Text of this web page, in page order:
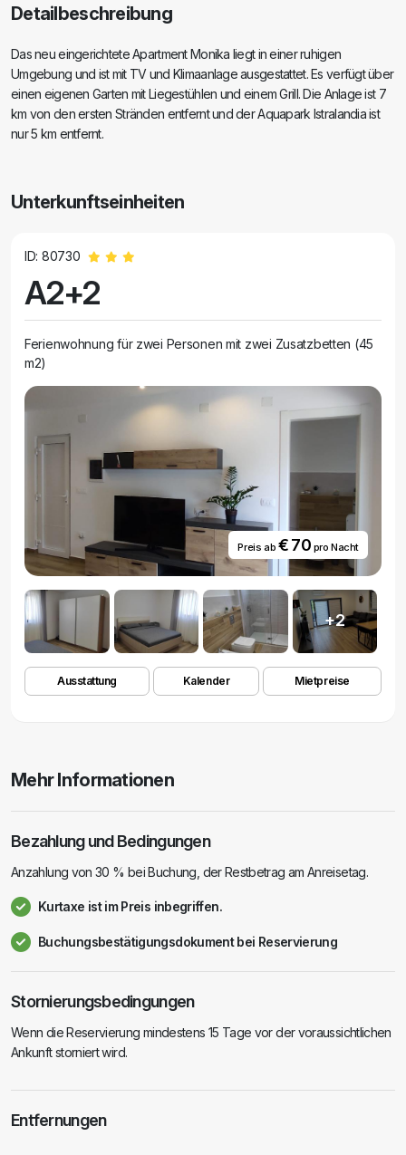
Detailbeschreibung
Das neu eingerichtete Apartment Monika liegt in einer ruhigen
Umgebung und ist mit TV und Klimaanlage ausgestattet. Es verfügt über
einen eigenen Garten mit Liegestühlen und einem Grill. Die Anlage ist 7
km von den ersten Stränden entfernt und der Aquapark Istralandia ist
nur 5 km entfernt.
Unterkunftseinheiten
ID: 80730
A2+2
Ferienwohnung für zwei Personen mit zwei Zusatzbetten (45
m2)
Preis ab € 70 pro Nacht
+2
Ausstattung Kalender Mietpreise
Mehr Informationen
Bezahlung und Bedingungen
Anzahlung von 30 % bei Buchung, der Restbetrag am Anreisetag.
Kurtaxe ist im Preis inbegriffen.
Buchungsbestätigungsdokument bei Reservierung
Stornierungsbedingungen
Wenn die Reservierung mindestens 15 Tage vor der voraussichtlichen
Ankunft storniert wird.
Entfernungen